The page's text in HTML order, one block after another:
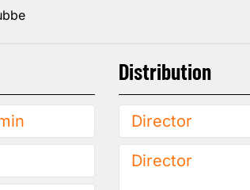
Distribution
Director
Director